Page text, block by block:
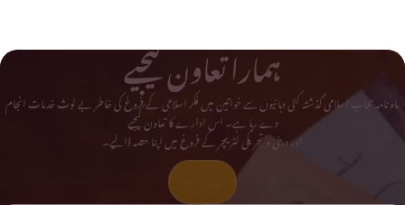
ہمارا تعاون کیجیے
ماہ نامہ حجاب اسلامی گذشتہ کئی دہائیوں سے خواتین میں فکر اسلامی کے فروغ کی خاطر بے لوث خدمات انجام
دے رہا ہے۔ اس ادارے کا تعاون کیجیے
اور دینی و تحریکی لٹریچر کے فروغ میں اپنا حصہ ڈالیے۔